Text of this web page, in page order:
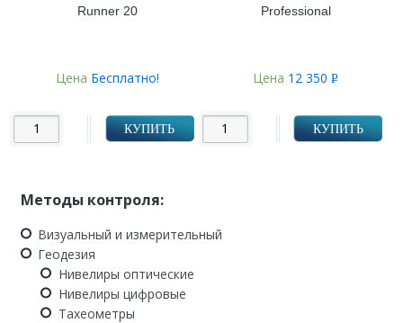
Runner 20
Цена Бесплатно!
КУПИТЬ
Professional
Цена 12 350Р
КУПИТЬ
Методы контроля:
Визуальный и измерительный
Геодезия
Нивелиры оптические
Нивелиры цифровые
Тахеометры